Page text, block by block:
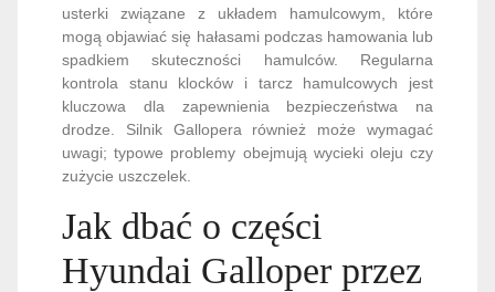
usterki związane z układem hamulcowym, które
mogą objawiać się hałasami podczas hamowania lub
spadkiem skuteczności hamulców. Regularna
kontrola stanu klocków i tarcz hamulcowych jest
kluczowa dla zapewnienia bezpieczeństwa na
drodze. Silnik Gallopera również może wymagać
uwagi; typowe problemy obejmują wycieki oleju czy
zużycie uszczelek.
Jak dbać o części
Hyundai Galloper przez